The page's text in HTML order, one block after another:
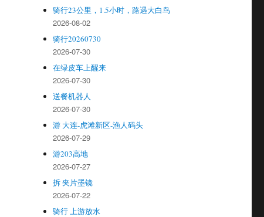
骑行23公里，1.5小时，路遇大白鸟
2026-08-02
骑行20260730
2026-07-30
在绿皮车上醒来
2026-07-30
送餐机器人
2026-07-30
游 大连-虎滩新区-渔人码头
2026-07-29
游203高地
2026-07-27
拆 夹片墨镜
2026-07-22
骑行 上游放水